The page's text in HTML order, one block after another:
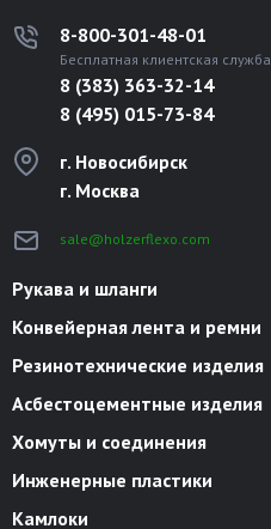
8-800-301-48-01
Бесплатная клиентская служба
8 (383) 363-32-14
8 (495) 015-73-84
г. Новосибирск
г. Москва
sale@holzerflexo.com
Рукава и шланги
Конвейерная лента и ремни
Резинотехнические изделия
Асбестоцементные изделия
Хомуты и соединения
Инженерные пластики
Камлоки